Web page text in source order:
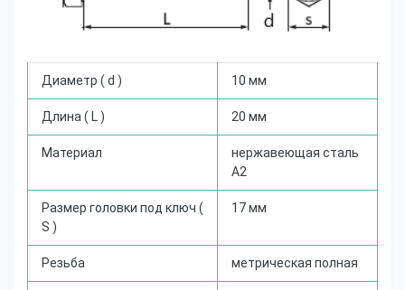
Диаметр ( d ) 10 мм
Длина ( L ) 20 мм
Материал
нержавеющая сталь
А2
Размер головки под ключ (
S )
1 7 мм
Резьба метрическая полная